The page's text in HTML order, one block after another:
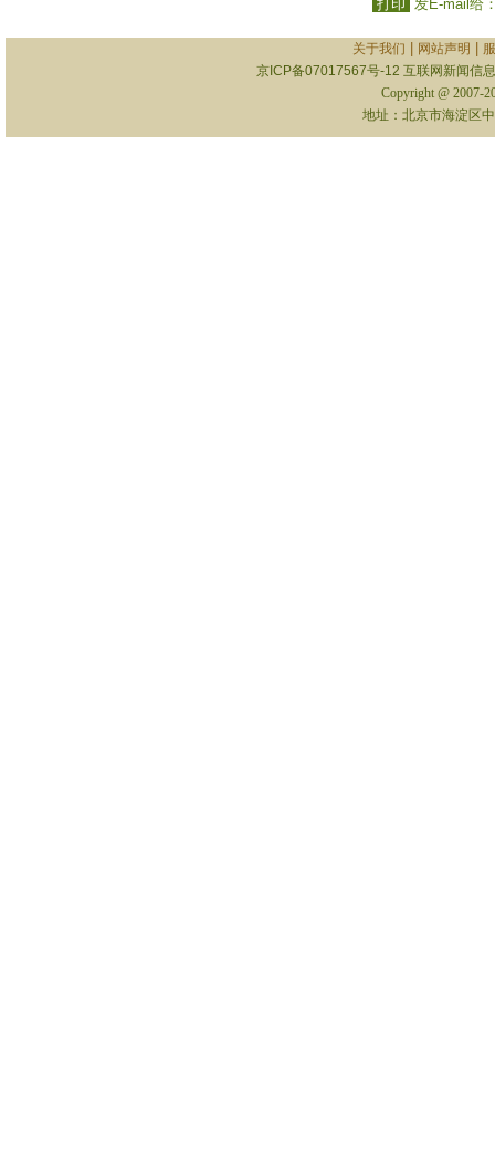
打印 发E-mail给
关于我们 网站声明
京ICP备07017567号-12 互联网新闻信
Copyright @ 2007-
地址：北京市海淀区